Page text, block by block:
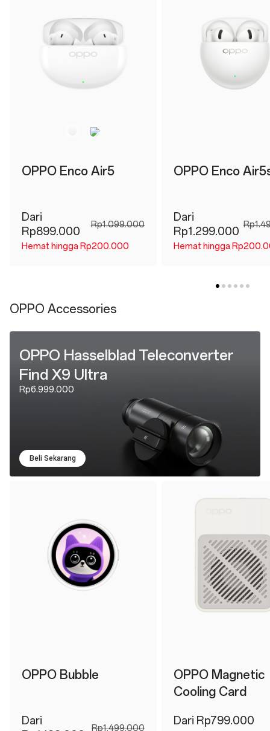
OPPO Enco Air5
Dari
Rp899.000
Rp1.099.000
Hemat hingga Rp200.000
OPPO Enco
Dari
Rp1.299.000
Hemat hingga
OPPO Accessories
OPPO Hasselblad Teleconverter
Find X9 Ultra
Rp6.999.000
Beli Sekarang
OPPO Bubble
Dari
Rp1.499.000
OPPO Magnetic
Cooling Card
Dari Rp799.000